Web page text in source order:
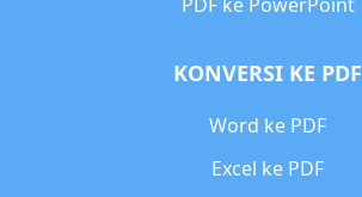
KONVERSI KE PDF
Word ke PDF
Excel ke PDF